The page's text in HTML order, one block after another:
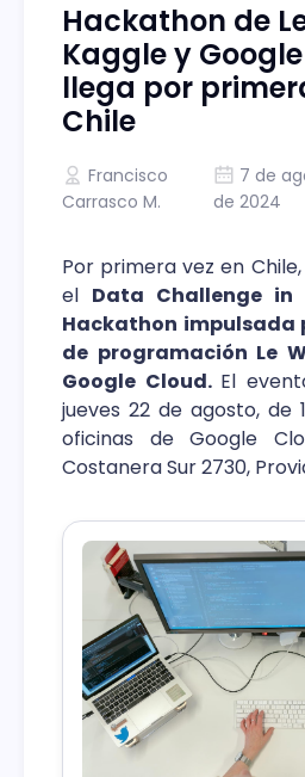
Hackathon de
Kaggle y
llega por
Chile
Francisco
Carrasco M.
7 de
de 2024
Por primera vez en
el Data Challenge
Hackathon impulsada
de programación Le
Google Cloud. El
jueves 22 de agosto, de
oficinas de Google
Costanera Sur 2730,